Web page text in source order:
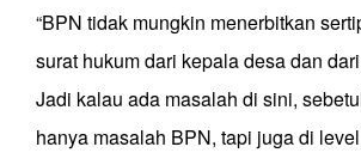
“BPN tidak mungkin menerbitkan
surat hukum dari kepala desa dan
Jadi kalau ada masalah di sini,
hanya masalah BPN, tapi juga di